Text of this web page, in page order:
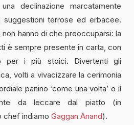
declinazione marcatamente
suggestioni terrose ed erbacee.
hanno di che preoccuparsi: la
è sempre presente in carta, con
per i più stoici. Divertenti gli
volti a vivacizzare la cerimonia
panino ‘come una volta’ o il
da leccare dal piatto (in
chef indiamo Gaggan Anand).